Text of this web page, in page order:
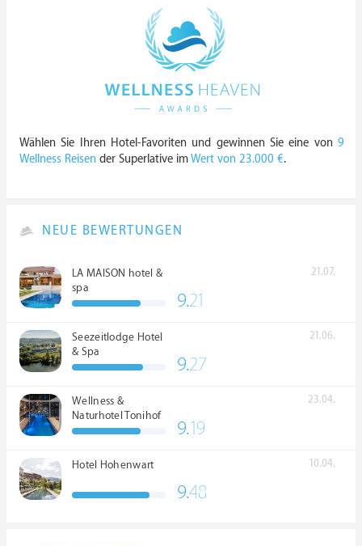
Wählen Sie Ihren Hotel-Favoriten und gewinnen Sie eine von 9
Wellness Reisen der Superlative imWert von 23.000 €.
NEUE BEWERTUNGEN
LA MAISON hotel &
spa
21.07.
9.21
Seezeitlodge Hotel
& Spa
21.06.
9.27
Wellness &
Naturhotel Tonihof
****S
23.04.
9.19
Hotel Hohenwart 10.04.
9.48